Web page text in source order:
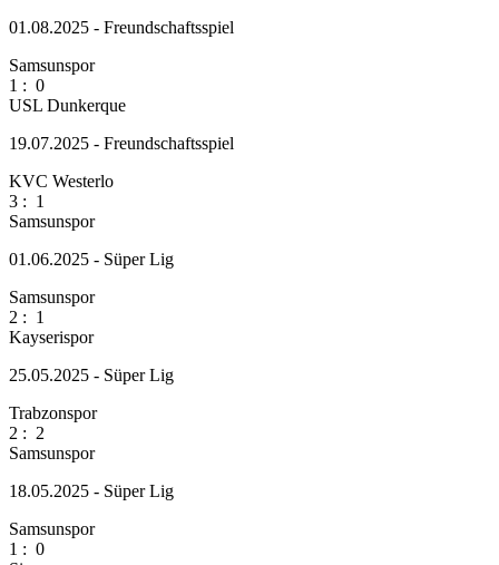
01.08.2025 - Freundschaftsspiel
Samsunspor
1 : 0
USL Dunkerque
19.07.2025 - Freundschaftsspiel
KVC Westerlo
3 : 1
Samsunspor
01.06.2025 - Süper Lig
Samsunspor
2 : 1
Kayserispor
25.05.2025 - Süper Lig
Trabzonspor
2 : 2
Samsunspor
18.05.2025 - Süper Lig
Samsunspor
1 : 0